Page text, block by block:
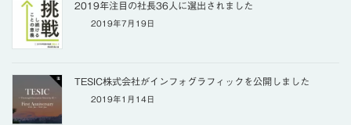
2019年注目の社長36人に選出されました
2019年7月19日
TESIC株式会社がインフォグラフィックを公開しました
2019年1月14日